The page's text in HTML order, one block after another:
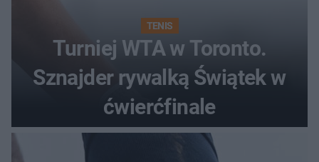
TENIS
Turniej WTA w Toronto.
Sznajder rywalką Świątek w
ćwierćfinale